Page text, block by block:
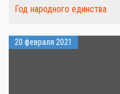
Год народного единства
20 февраля 2021